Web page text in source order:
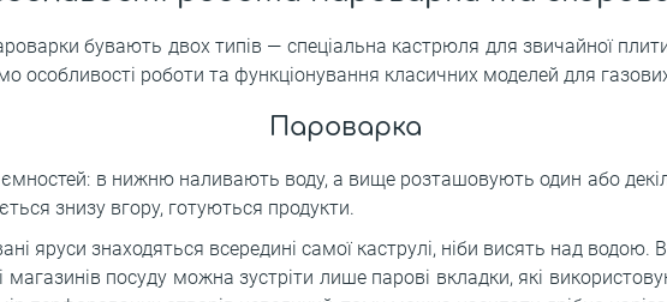
бувають двох типів ― спеціальна кастрюля для звичайної
особливості роботи та функціонування класичних моделей для
Пароварка
ємностей: в нижню наливають воду, а вище розташовують один або
знизу вгору, готуються продукти.
яруси знаходяться всередині самої каструлі, ніби висять над водою.
посуду можна зустріти лише парові вкладки, які